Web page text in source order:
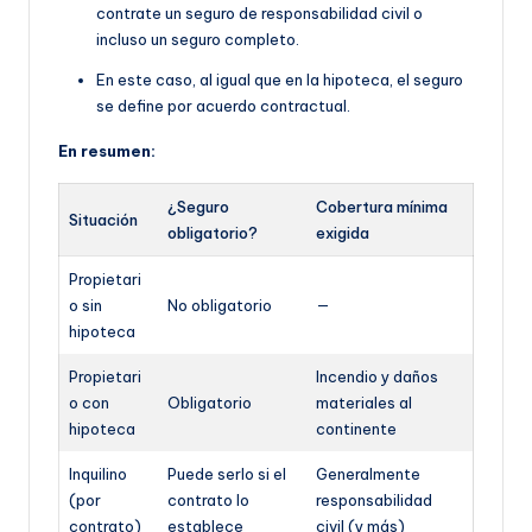
contrate un seguro de responsabilidad civil o
incluso un seguro completo.
En este caso, al igual que en la hipoteca, el seguro
se define por acuerdo contractual.
En resumen:
Situación
¿Seguro
obligatorio?
Cobertura mínima
exigida
Propietari
o sin
hipoteca
No obligatorio —
Propietari
o con
hipoteca
Obligatorio
Incendio y daños
materiales al
continente
Inquilino
(por
contrato)
Puede serlo si el
contrato lo
establece
Generalmente
responsabilidad
civil (y más)